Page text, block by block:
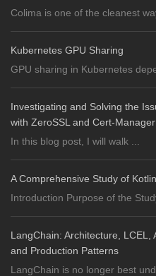
Colima is one of the cleanest
Kubernetes GPU Sharing
GPU sharing in Kubernetes
Investigating and Solving the
with ZeroSSL and Cert-Manager
In this blog post, I will walk ...
A Comprehensive Study of
Introduction Purpose of the
LangChain: Architecture, LCEL,
and Production Patterns
LangChain is no longer best